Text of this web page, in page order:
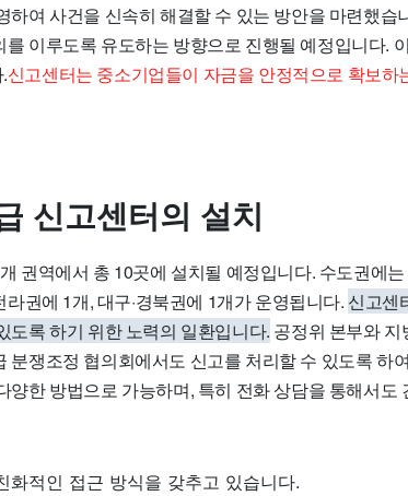
하여 사건을 신속히 해결할 수 있는 방안을 마련했습
이루도록 유도하는 방향으로 진행될 예정입니다.
신고센터는 중소기업들이 자금을 안정적으로 확보하
신고센터의 설치
권역에서 총 10곳에 설치될 예정입니다. 수도권에는
라권에 1개, 대구·경북권에 1개가 운영됩니다. 신고센
도록 하기 위한 노력의 일환입니다. 공정위 본부와
분쟁조정 협의회에서도 신고를 처리할 수 있도록 하
양한 방법으로 가능하며, 특히 전화 상담을 통해서도
화적인 접근 방식을 갖추고 있습니다.